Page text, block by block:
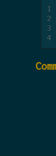
1
2
3
4